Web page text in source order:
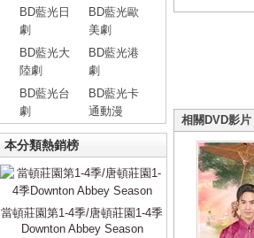
相關DVD影片
BD藍光日
劇
BD藍光歐
美劇
BD藍光大
陸劇
BD藍光港
劇
BD藍光台
劇
BD藍光卡
通動漫
本分類熱銷榜
當頓莊園第1-4季/唐頓莊園1-4季
Downton Abbey Season